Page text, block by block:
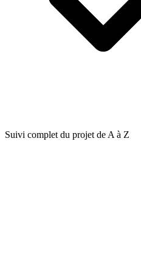
Suivi complet du projet de A à Z